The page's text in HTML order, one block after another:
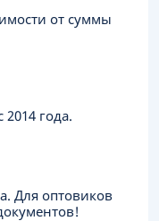
от суммы
года.
Для оптовиков